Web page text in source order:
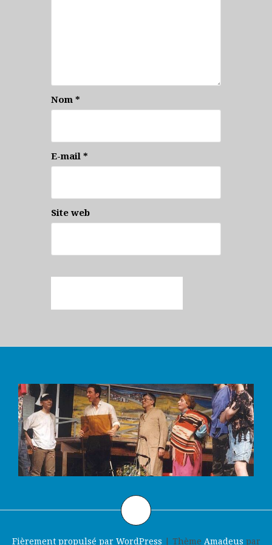
Nom *
E-mail *
Site web
Fièrement propulsé par WordPress | Thème Amadeus par